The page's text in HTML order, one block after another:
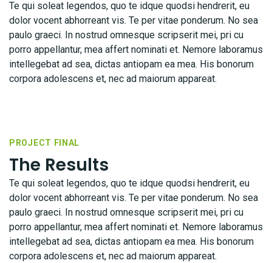
Te qui soleat legendos, quo te idque quodsi hendrerit, eu
dolor vocent abhorreant vis. Te per vitae ponderum. No sea
paulo graeci. In nostrud omnesque scripserit mei, pri cu
porro appellantur, mea affert nominati et. Nemore laboramus
intellegebat ad sea, dictas antiopam ea mea. His bonorum
corpora adolescens et, nec ad maiorum appareat.
PROJECT FINAL
The Results
Te qui soleat legendos, quo te idque quodsi hendrerit, eu
dolor vocent abhorreant vis. Te per vitae ponderum. No sea
paulo graeci. In nostrud omnesque scripserit mei, pri cu
porro appellantur, mea affert nominati et. Nemore laboramus
intellegebat ad sea, dictas antiopam ea mea. His bonorum
corpora adolescens et, nec ad maiorum appareat.